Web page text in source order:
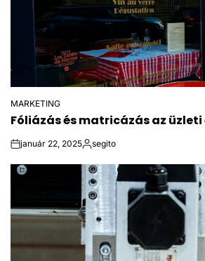
POSTED
IN
MARKETING
Fóliázás és matricázás az
onjanuár 22, 2025Posted
segito